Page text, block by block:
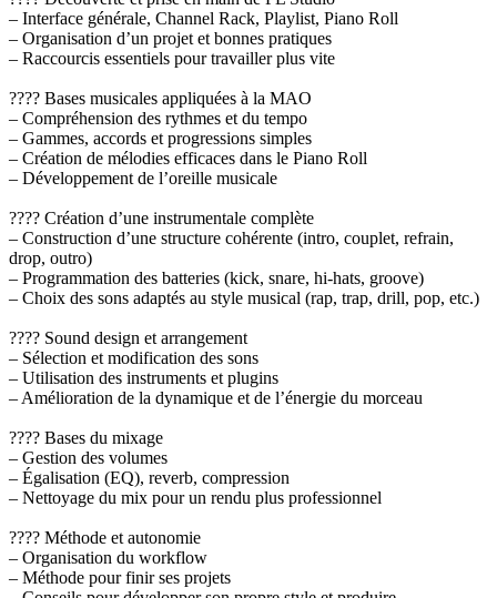
– Interface générale, Channel Rack, Playlist, Piano Roll
– Organisation d’un projet et bonnes pratiques
– Raccourcis essentiels pour travailler plus vite
???? Bases musicales appliquées à la MAO
– Compréhension des rythmes et du tempo
– Gammes, accords et progressions simples
– Création de mélodies efficaces dans le Piano Roll
– Développement de l’oreille musicale
???? Création d’une instrumentale complète
– Construction d’une structure cohérente (intro, couplet, refrain,
drop, outro)
– Programmation des batteries (kick, snare, hi-hats, groove)
– Choix des sons adaptés au style musical (rap, trap, drill, pop, etc.)
???? Sound design et arrangement
– Sélection et modification des sons
– Utilisation des instruments et plugins
– Amélioration de la dynamique et de l’énergie du morceau
???? Bases du mixage
– Gestion des volumes
– Égalisation (EQ), reverb, compression
– Nettoyage du mix pour un rendu plus professionnel
???? Méthode et autonomie
– Organisation du workflow
– Méthode pour finir ses projets